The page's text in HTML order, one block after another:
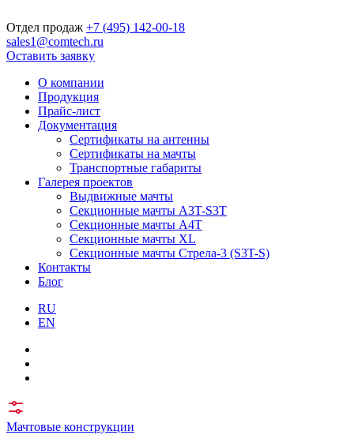
Отдел продаж +7 (495) 142-00-18
sales1@comtech.ru
Оставить заявку
О компании
Продукция
Прайс-лист
Документация
Сертификаты на антенны
Сертификаты на мачты
Транспортные габариты
Галерея проектов
Выдвижные мачты
Секционные мачты A3T-S3T
Секционные мачты A4T
Секционные мачты XL
Секционные мачты Стрела-3 (S3T-S)
Контакты
Блог
RU
EN
Мачтовые конструкции